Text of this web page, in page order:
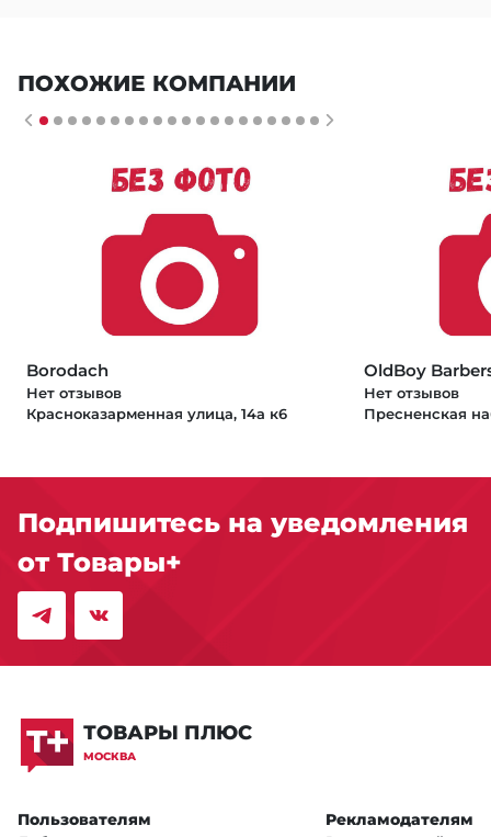
ПОХОЖИЕ КОМПАНИИ
Borodach
Нет отзывов
Красноказарменная улица, 14а к6
OldBoy
Нет отзывов
Пресненская
Подпишитесь на уведомления
от Товары+
ТОВАРЫ ПЛЮС
МОСКВА
Пользователям Рекламодателям